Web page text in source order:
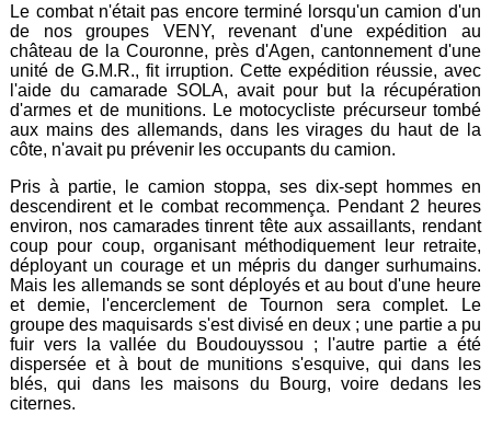
Le combat n'était pas encore terminé lorsqu'un camion d'un
de nos groupes VENY, revenant d'une expédition au
château de la Couronne, près d'Agen, cantonnement d'une
unité de G.M.R., fit irruption. Cette expédition réussie, avec
l'aide du camarade SOLA, avait pour but la récupération
d'armes et de munitions. Le motocycliste précurseur tombé
aux mains des allemands, dans les virages du haut de la
côte, n'avait pu prévenir les occupants du camion.
Pris à partie, le camion stoppa, ses dix-sept hommes en
descendirent et le combat recommença. Pendant 2 heures
environ, nos camarades tinrent tête aux assaillants, rendant
coup pour coup, organisant méthodiquement leur retraite,
déployant un courage et un mépris du danger surhumains.
Mais les allemands se sont déployés et au bout d'une heure
et demie, l'encerclement de Tournon sera complet. Le
groupe des maquisards s'est divisé en deux ; une partie a pu
fuir vers la vallée du Boudouyssou ; l'autre partie a été
dispersée et à bout de munitions s'esquive, qui dans les
blés, qui dans les maisons du Bourg, voire dedans les
citernes.